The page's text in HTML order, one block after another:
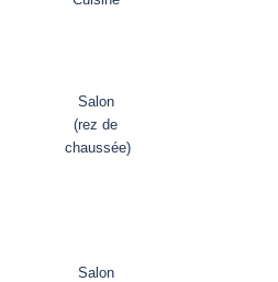
Salon
(rez de
chaussée)
Salon